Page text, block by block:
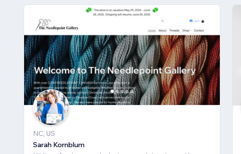
NC, US
Sarah Kornblum